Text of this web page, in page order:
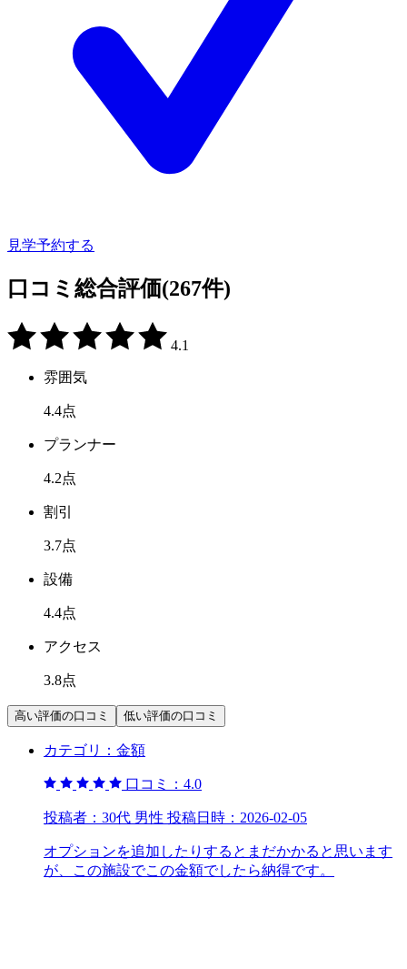
見学予約する
口コミ総合評価(267件)
4.1
雰囲気
4.4点
プランナー
4.2点
割引
3.7点
設備
4.4点
アクセス
3.8点
高い評価の口コミ 低い評価の口コミ
カテゴリ： 金額
口コミ： 4.0
投稿者： 30代 男性 投稿日時： 2026-02-05
オプションを追加したりするとまだかかると思います
が、この施設でこの金額でしたら納得です。